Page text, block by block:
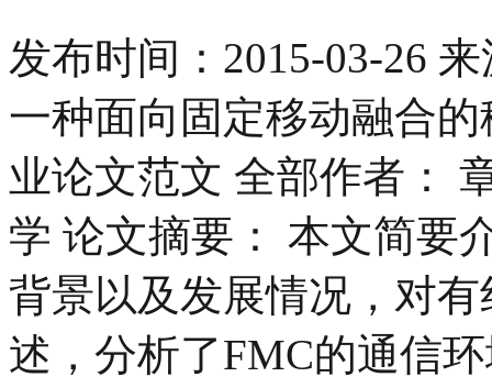
发布时间： 2015-03-26 来
一种面向固定移动融合
业论文范文 全部作者：
学 论文摘要： 本文简要
背景以及发展情况，对
述，分析了FMC的通信